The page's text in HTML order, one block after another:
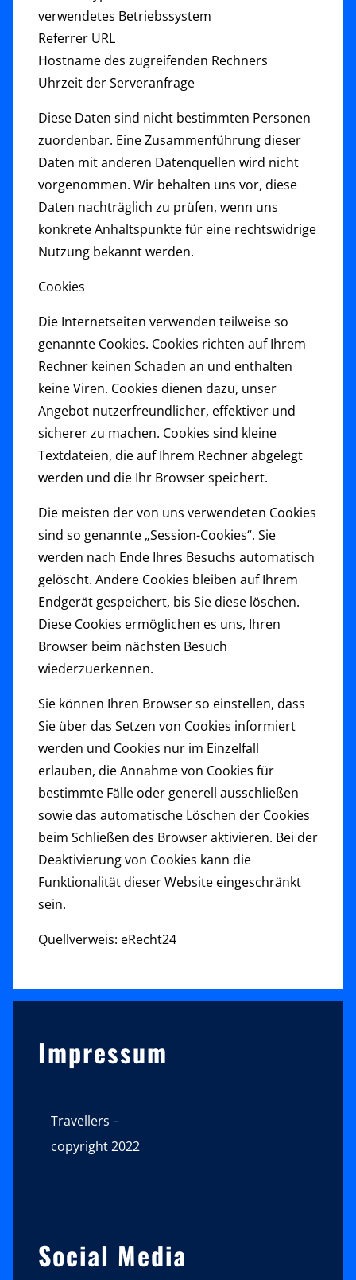
verwendetes Betriebssystem
Referrer URL
Hostname des zugreifenden Rechners
Uhrzeit der Serveranfrage
Diese Daten sind nicht bestimmten Personen
zuordenbar. Eine Zusammenführung dieser
Daten mit anderen Datenquellen wird nicht
vorgenommen. Wir behalten uns vor, diese
Daten nachträglich zu prüfen, wenn uns
konkrete Anhaltspunkte für eine rechtswidrige
Nutzung bekannt werden.
Cookies
Die Internetseiten verwenden teilweise so
genannte Cookies. Cookies richten auf Ihrem
Rechner keinen Schaden an und enthalten
keine Viren. Cookies dienen dazu, unser
Angebot nutzerfreundlicher, effektiver und
sicherer zu machen. Cookies sind kleine
Textdateien, die auf Ihrem Rechner abgelegt
werden und die Ihr Browser speichert.
Die meisten der von uns verwendeten Cookies
sind so genannte „Session-Cookies“. Sie
werden nach Ende Ihres Besuchs automatisch
gelöscht. Andere Cookies bleiben auf Ihrem
Endgerät gespeichert, bis Sie diese löschen.
Diese Cookies ermöglichen es uns, Ihren
Browser beim nächsten Besuch
wiederzuerkennen.
Sie können Ihren Browser so einstellen, dass
Sie über das Setzen von Cookies informiert
werden und Cookies nur im Einzelfall
erlauben, die Annahme von Cookies für
bestimmte Fälle oder generell ausschließen
sowie das automatische Löschen der Cookies
beim Schließen des Browser aktivieren. Bei der
Deaktivierung von Cookies kann die
Funktionalität dieser Website eingeschränkt
sein.
Quellverweis: eRecht24
Impressum
Travellers –
copyright 2022
Social Media